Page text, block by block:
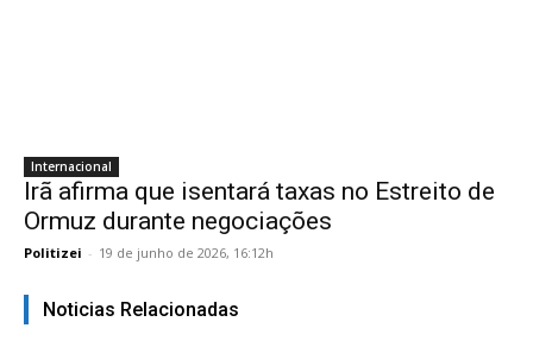
Internacional
Irã afirma que isentará taxas no Estreito de
Ormuz durante negociações
Politizei - 19 de junho de 2026, 16:12h
Noticias Relacionadas